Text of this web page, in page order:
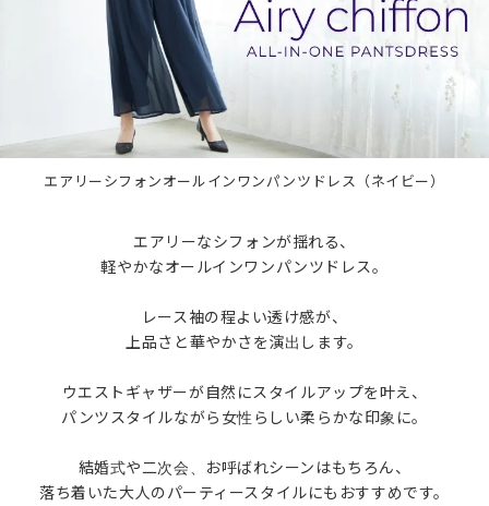
エアリーシフォンオールインワンパンツドレス（ネイビー）
エアリーなシフォンが揺れる、
軽やかなオールインワンパンツドレス。
レース袖の程よい透け感が、
上品さと華やかさを演出します。
ウエストギャザーが自然にスタイルアップを叶え、
パンツスタイルながら女性らしい柔らかな印象に。
結婚式や二次会、お呼ばれシーンはもちろん、
落ち着いた大人のパーティースタイルにもおすすめです。